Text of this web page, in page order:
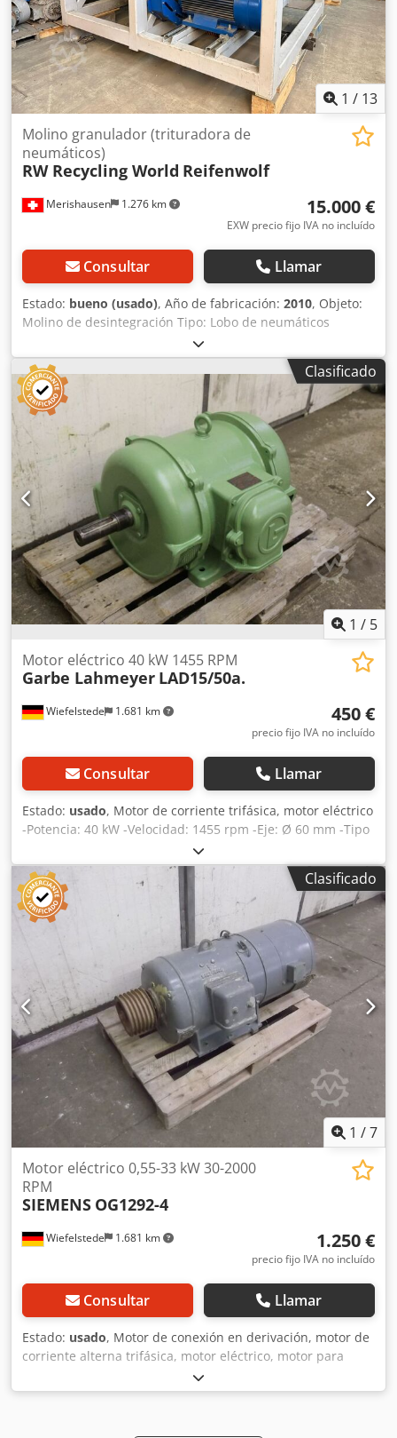
1 / 13
Merishausen 1.276 km
Molino granulador (trituradora de
neumáticos)
RW Recycling World Reifenwolf
15.000 €
EXW precio fijo IVA no incluído
Consultar Llamar
Estado: bueno (usado), Año de fabricación: 2010, Objeto:
Molino de desintegración Tipo: Lobo de neumáticos
Material de entrada: Neumáticos de automóviles, suelos
deportivos Tamaño de grano de salida: Pretriturado a
tamaño máximo de mano / < 100 mm Crjdpfxjx U Dvlo Aiyof
ver PDF
Clasificado
1 / 5
Wiefelstede 1.681 km
Motor eléctrico 40 kW 1455 RPM
Garbe Lahmeyer LAD15/50a.
450 €
precio fijo IVA no incluído
Consultar Llamar
Estado: usado, Motor de corriente trifásica, motor eléctrico
-Potencia: 40 kW -Velocidad: 1455 rpm -Eje: Ø 60 mm -Tipo
de construcción: B3 -Grado de protección: IP 23 -
Dimensiones: 860/640/A 580 mm -Peso: 390 kg Cjdpfx
Aiecu Ervoyerf
Clasificado
1 /7
Wiefelstede 1.681 km
Motor eléctrico 0,55-33 kW 30-2000
RPM
SIEMENS OG1292-4
1.250 €
precio fijo IVA no incluído
Consultar Llamar
Estado: usado, Motor de conexión en derivación, motor de
corriente alterna trifásica, motor eléctrico, motor para
máquinas de encuadernación, máquina de
encuadernación, con control de velocidad, con regulación